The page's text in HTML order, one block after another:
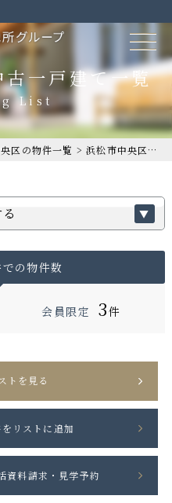
区の物件一覧 > 浜松市中央区の中古一戸建て一覧
一戸建て一覧
の物件数
会員限定 3件
トを見る